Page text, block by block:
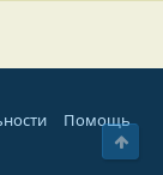
Помощь